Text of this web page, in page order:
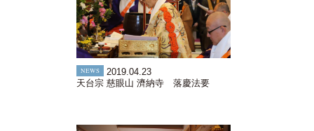
NEWS
2019.04.23
天台宗 慈眼山 濟納寺 落慶法要